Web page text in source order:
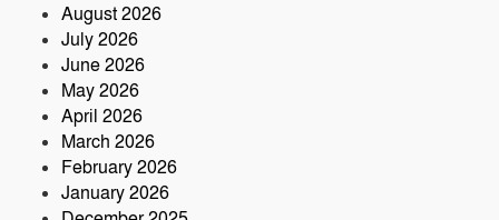
August 2026
July 2026
June 2026
May 2026
April 2026
March 2026
February 2026
January 2026